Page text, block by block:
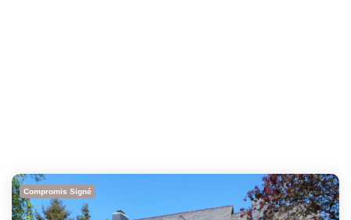
Compromis Signé